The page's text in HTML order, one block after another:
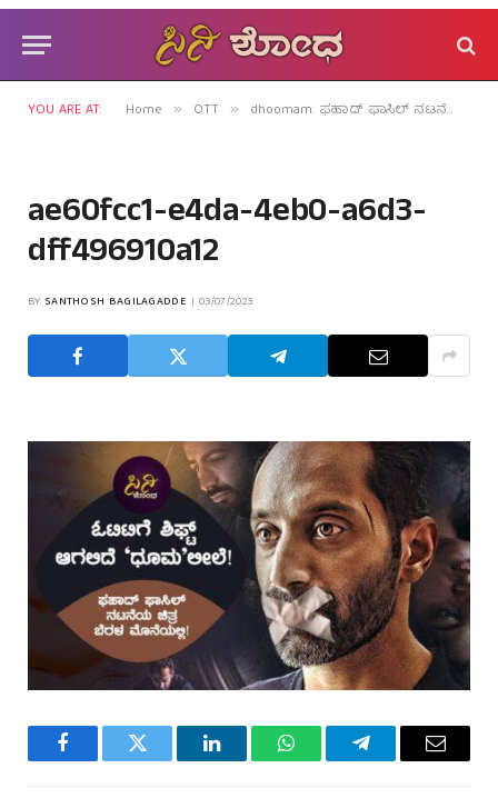
YOU ARE AT: Home » OTT » dhoomam: ಫಹಾದ್ ಫಾಸಿಲ್ ನಟನೆಯ ಚಿತ್ರ ಬೆರಳ ಮೊನೆಯಲ್ಲಿ!
ae60fcc1-e4da-4eb0-a6d3-
dff496910a12
BY SANTHOSH BAGILAGADDE 03/07/2023
FacebookTwitter LinkedInWhatsAppTelegramEmail